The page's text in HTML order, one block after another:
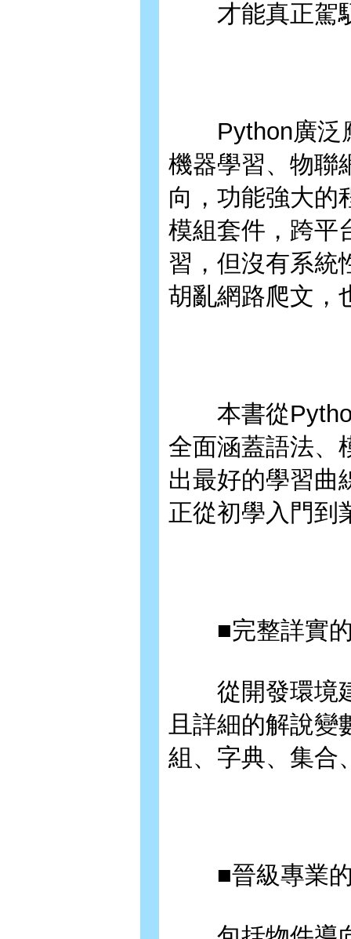
才能真正駕
Python廣泛應
機器學習、物聯
向，功能強大的
模組套件，跨平
習，但沒有系統
胡亂網路爬文，
本書從Python
全面涵蓋語法、
出最好的學習曲
正從初學入門到
■完整詳實的
從開發環境建
且詳細的解說變
組、字典、集合
■晉級專業的